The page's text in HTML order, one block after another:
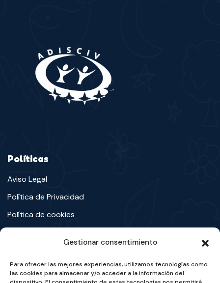
Gestionar consentimiento
Para ofrecer las mejores experiencias, utilizamos tecnologías como
las cookies para almacenar y/o acceder a la información del
Políticas
Aviso Legal
Política de Privacidad
Política de cookies
Avenida Cosculluela, 32-36, Ejea de los Caballeros